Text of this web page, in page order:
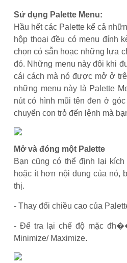
Sử dụng Palette Menu:
Hầu hết các Palette kể cả
hộp thoại đều có menu đính
chọn có sẵn hoạc những lựa
đó. Những menu này đôi khi
cái cách mà nó được mở ở
những menu này là Palette
nút có hình mũi tên đen ở
chuyển con trỏ đến lệnh mà
Mở và đóng một Palette
Bạn cũng có thể định lại
hoặc ít hơn nội dung của nó,
thị.
- Thay đổi chiều cao của
- Để tra lại chế độ mặc
Minimize/ Maximize.